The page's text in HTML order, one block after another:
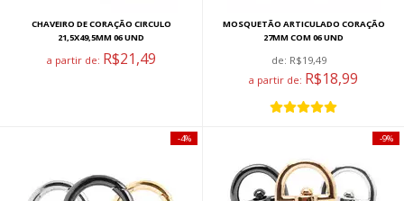
CHAVEIRO DE CORAÇÃO CIRCULO
21,5X49,5MM 06 UND
a partir de: R$21,49
MOSQUETÃO ARTICULADO CORAÇÃO
27MM COM 06 UND
de: R$19,49
a partir de: R$18,99
4% 9%